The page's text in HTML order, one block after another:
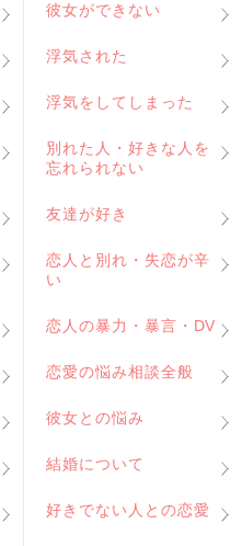
彼女ができない
浮気された
浮気をしてしまった
別れた人・好きな人を
忘れられない
友達が好き
恋人と別れ・失恋が辛
い
恋人の暴力・暴言・DV
恋愛の悩み相談全般
彼女との悩み
結婚について
好きでない人との恋愛